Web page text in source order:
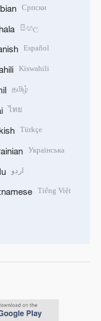
Српски
සිංහල
Español
Kiswahili
தமிழ்
ไทย
Türkçe
Українська
اردو
Tiếng Việt